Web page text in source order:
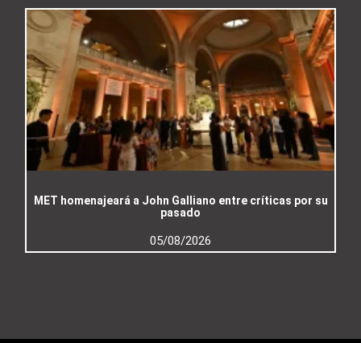
MET homenajeará a John Galliano entre críticas por su
pasado
05/08/2026